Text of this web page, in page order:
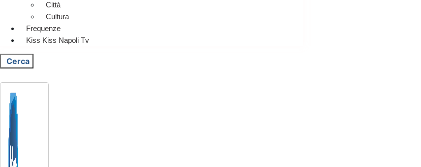
Città
Cultura
Frequenze
Kiss Kiss Napoli Tv
Cerca